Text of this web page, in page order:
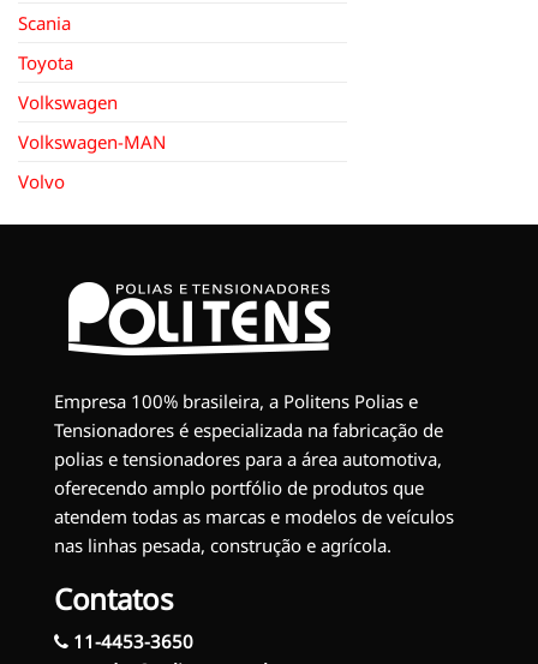
Scania
Toyota
Volkswagen
Volkswagen-MAN
Volvo
Empresa 100% brasileira, a Politens Polias e
Tensionadores é especializada na fabricação de
polias e tensionadores para a área automotiva,
oferecendo amplo portfólio de produtos que
atendem todas as marcas e modelos de veículos
nas linhas pesada, construção e agrícola.
Contatos
11-4453-3650